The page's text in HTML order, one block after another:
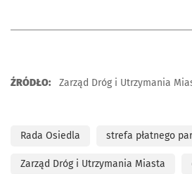
ŹRÓDŁO: Zarząd Dróg i Utrzymania
Rada Osiedla strefa płatnego
Zarząd Dróg i Utrzymania Miasta